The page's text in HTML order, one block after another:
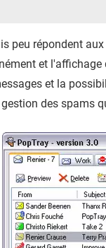
peu répondent
et
et la
des spams